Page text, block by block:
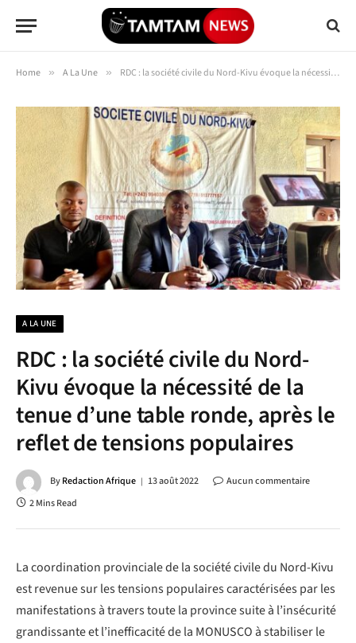
Home » A La Une » RDC : la société civile du Nord-Kivu évoque la nécessité de la tenue d’une table ronde, après le reflet de tensions populaires
A LA UNE
RDC : la société civile du Nord-
Kivu évoque la nécessité de la
tenue d’une table ronde, après le
reflet de tensions populaires
ByRedaction Afrique 13 août 2022
Aucun commentaire
2 Mins Read
La coordination provinciale de la société civile du Nord-Kivu
est revenue sur les tensions populaires caractérisées par les
manifestations à travers toute la province suite à l’insécurité
grandissante et l’inefficacité de la MONUSCO à stabiliser le